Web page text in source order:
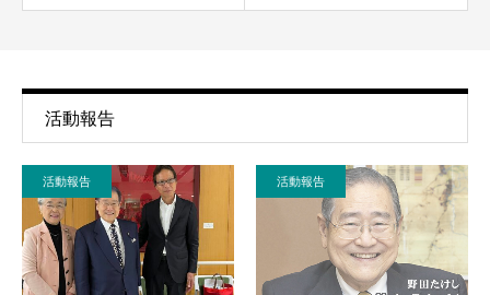
活動報告
活動報告 活動報告